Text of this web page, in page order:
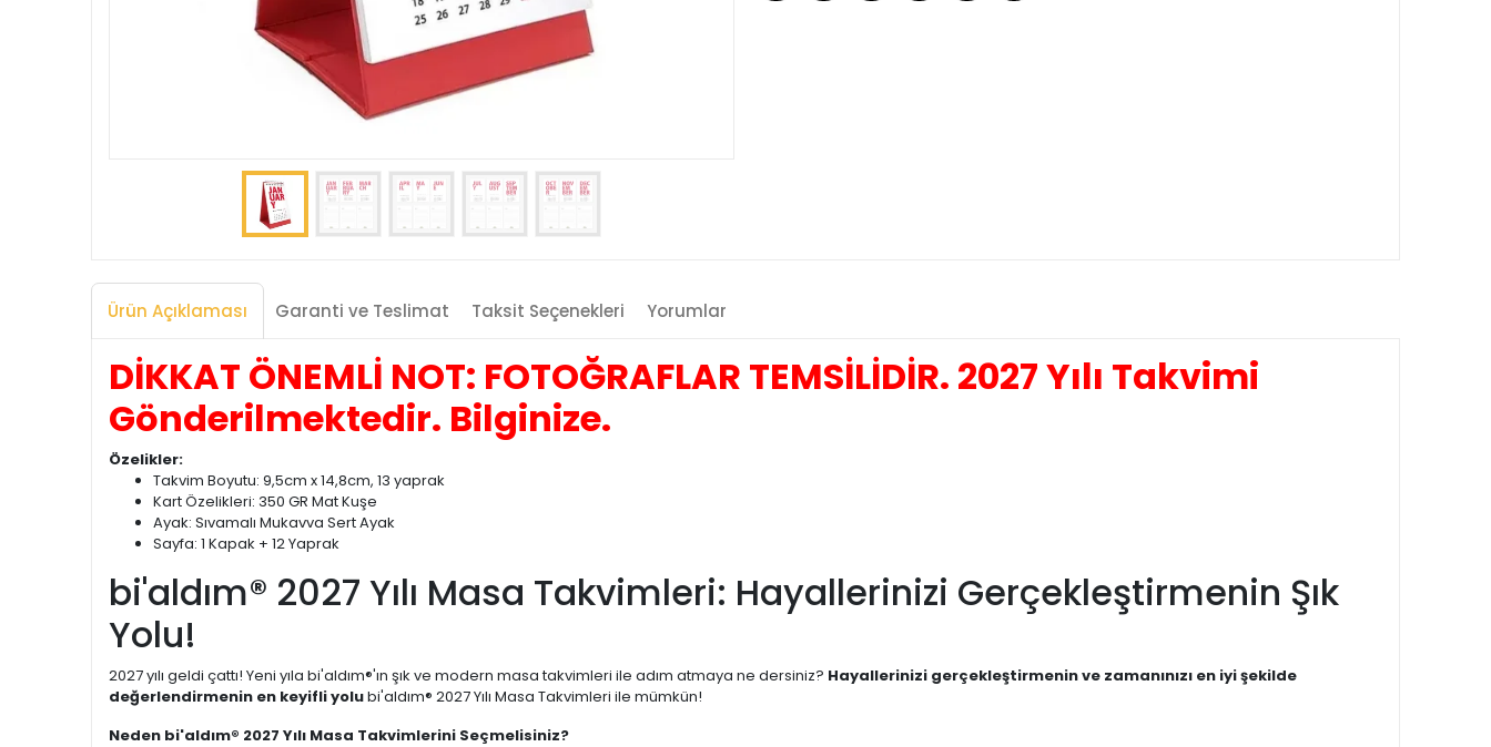
Ürün Açıklaması Garanti ve Teslimat Taksit Seçenekleri Yorumlar
DİKKAT ÖNEMLİ NOT: FOTOĞRAFLAR TEMSİLİDİR. 2027 Yılı Takvimi
Gönderilmektedir. Bilginize.
Özelikler:
Takvim Boyutu: 9,5cm x 14,8cm, 13 yaprak
Kart Özelikleri: 350 GR Mat Kuşe
Ayak: Sıvamalı Mukavva Sert Ayak
Sayfa: 1 Kapak + 12 Yaprak
bi'aldım® 2027 Yılı Masa Takvimleri: Hayallerinizi Gerçekleştirmenin Şık
Yolu!
2027 yılı geldi çattı! Yeni yıla bi'aldım®'ın şık ve modern masa takvimleri ile adım atmaya ne dersiniz? Hayallerinizi gerçekleştirmenin ve zamanınızı en iyi şekilde
değerlendirmenin en keyifli yolubi'aldım® 2027 Yılı Masa Takvimleri ile mümkün!
Neden bi'aldım® 2027 Yılı Masa Takvimlerini Seçmelisiniz?